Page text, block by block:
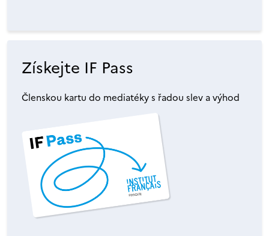
Získejte IF Pass
Členskou kartu do mediatéky s řadou slev a výhod